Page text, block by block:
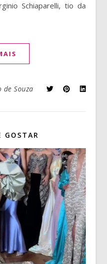
Schiaparelli, tio da
Souza
GOSTAR